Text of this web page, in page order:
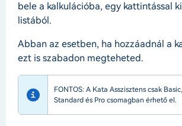
bele a kalkulációba, egy kattintással
listából.
Abban az esetben, ha hozzáadnál a
ezt is szabadon megteheted.
FONTOS: A Kata Asszisztens csak Basic,
Standard és Pro csomagban érhető el.